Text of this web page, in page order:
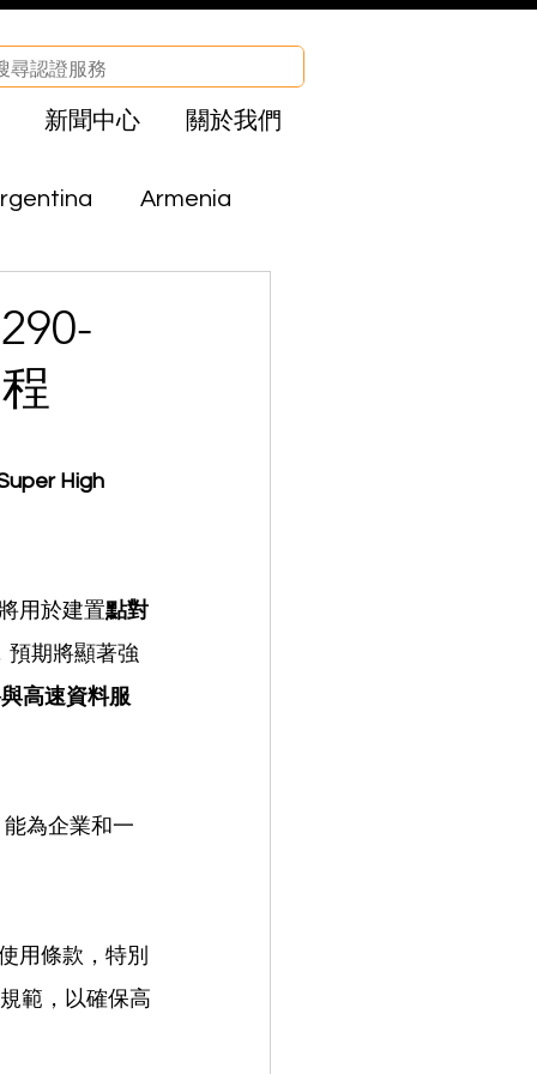
新聞中心 關於我們
Armenia
Iraq
High
用於建置點對
期將顯著強
高速資料服
為企業和一
用條款，特別
範，以確保高